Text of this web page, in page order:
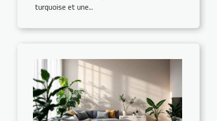
turquoise et une...